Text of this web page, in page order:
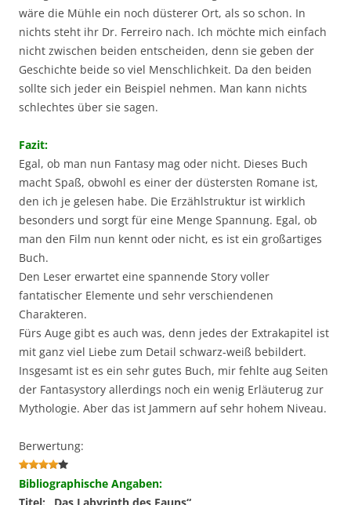
wäre die Mühle ein noch düsterer Ort, als so schon. In
nichts steht ihr Dr. Ferreiro nach. Ich möchte mich einfach
nicht zwischen beiden entscheiden, denn sie geben der
Geschichte beide so viel Menschlichkeit. Da den beiden
sollte sich jeder ein Beispiel nehmen. Man kann nichts
schlechtes über sie sagen.
Fazit:
Egal, ob man nun Fantasy mag oder nicht. Dieses Buch
macht Spaß, obwohl es einer der düstersten Romane ist,
den ich je gelesen habe. Die Erzählstruktur ist wirklich
besonders und sorgt für eine Menge Spannung. Egal, ob
man den Film nun kennt oder nicht, es ist ein großartiges
Buch.
Den Leser erwartet eine spannende Story voller
fantatischer Elemente und sehr verschiendenen
Charakteren.
Fürs Auge gibt es auch was, denn jedes der Extrakapitel ist
mit ganz viel Liebe zum Detail schwarz-weiß bebildert.
Insgesamt ist es ein sehr gutes Buch, mir fehlte aug Seiten
der Fantasystory allerdings noch ein wenig Erläuterug zur
Mythologie. Aber das ist Jammern auf sehr hohem Niveau.
Berwertung:
Bibliographische Angaben: